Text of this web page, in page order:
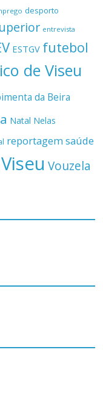
desporto
entrevista
ESTGV futebol
de Viseu
da Beira
Natal Nelas
reportagemsaúde
Viseu Vouzela